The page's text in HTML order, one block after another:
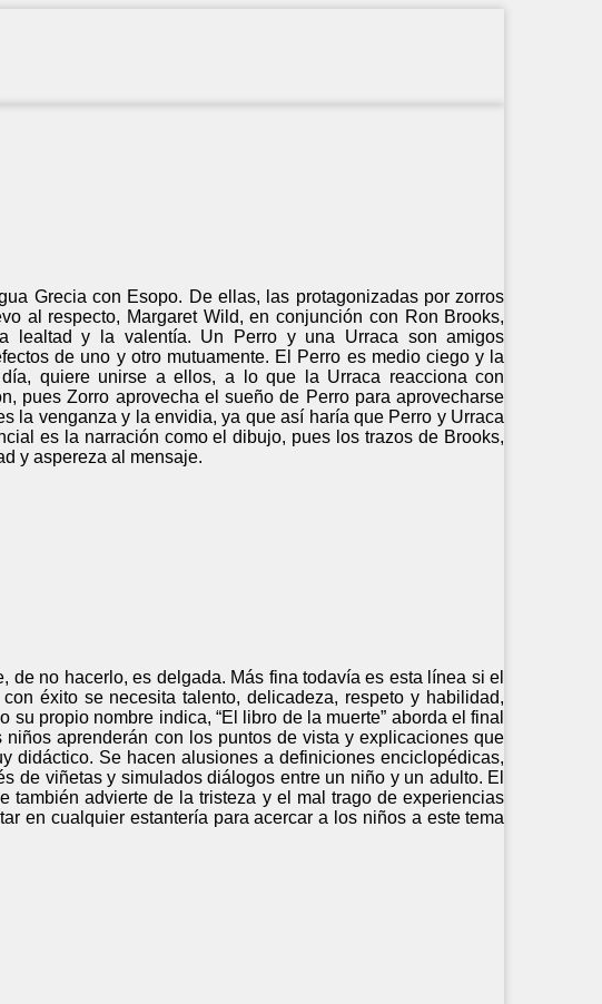
Grecia con Esopo. De ellas, las protagonizadas por zorros
al respecto, Margaret Wild, en conjunción con Ron Brooks,
lealtad y la valentía. Un Perro y una Urraca son amigos
de uno y otro mutuamente. El Perro es medio ciego y la
quiere unirse a ellos, a lo que la Urraca reacciona con
pues Zorro aprovecha el sueño de Perro para aprovecharse
la venganza y la envidia, ya que así haría que Perro y Urraca
es la narración como el dibujo, pues los trazos de Brooks,
y aspereza al mensaje.
de no hacerlo, es delgada. Más fina todavía es esta línea si el
éxito se necesita talento, delicadeza, respeto y habilidad,
propio nombre indica, “El libro de la muerte” aborda el final
aprenderán con los puntos de vista y explicaciones que
didáctico. Se hacen alusiones a definiciones enciclopédicas,
de viñetas y simulados diálogos entre un niño y un adulto. El
también advierte de la tristeza y el mal trago de experiencias
en cualquier estantería para acercar a los niños a este tema